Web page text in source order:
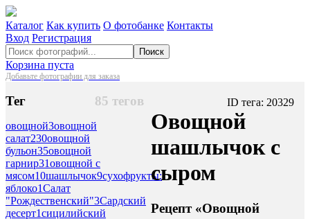
Каталог Как купить О фотобанке Контакты
Вход Регистрация
Поиск
Корзина пуста
Добавьте фотографии для заказа
85 тегов
Тег
овощной3овощной
салат230овощной
бульон35овощной
гарнир31овощной с
мясом10шашлычок9сухофрукты:
яблоко1Салат
"Рождественский"3Сардский
десерт1сицилийский
ID тега: 20329
Овощной
шашлычок с
сыром
Рецепт «Овощной